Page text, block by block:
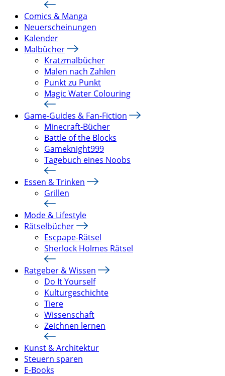
Comics & Manga
Neuerscheinungen
Kalender
Malbücher
Kratzmalbücher
Malen nach Zahlen
Punkt zu Punkt
Magic Water Colouring
Game-Guides & Fan-Fiction
Minecraft-Bücher
Battle of the Blocks
Gameknight999
Tagebuch eines Noobs
Essen & Trinken
Grillen
Mode & Lifestyle
Rätselbücher
Escpape-Rätsel
Sherlock Holmes Rätsel
Ratgeber & Wissen
Do It Yourself
Kulturgeschichte
Tiere
Wissenschaft
Zeichnen lernen
Kunst & Architektur
Steuern sparen
E-Books